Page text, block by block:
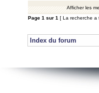
Afficher les
Page 1 sur 1 [ La recherche a
Index du forum